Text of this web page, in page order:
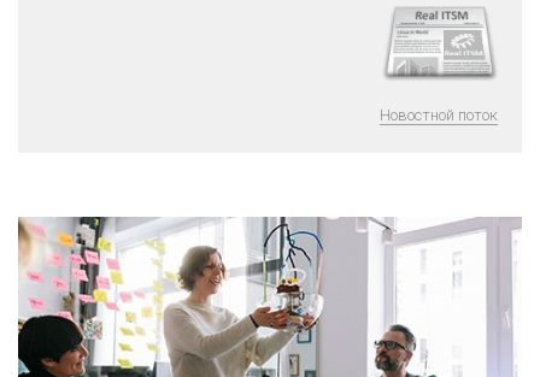
Новостной поток